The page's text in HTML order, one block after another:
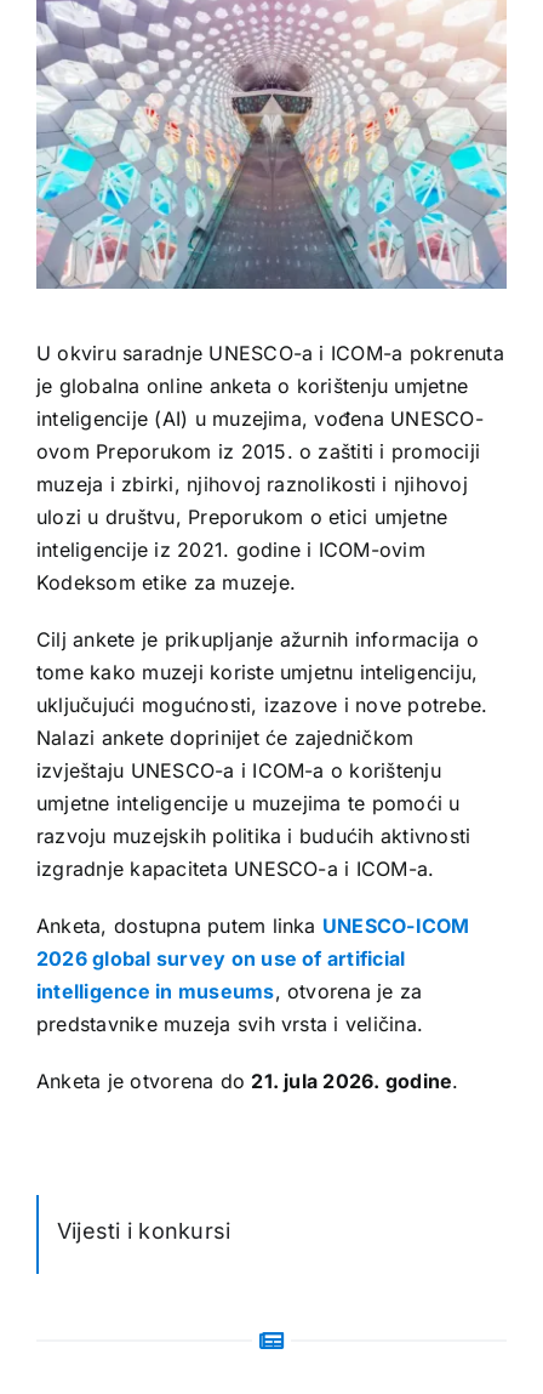
U okviru saradnje UNESCO-a i ICOM-a pokrenuta
je globalna online anketa o korištenju umjetne
inteligencije (AI) u muzejima, vođena UNESCO-
ovom Preporukom iz 2015. o zaštiti i promociji
muzeja i zbirki, njihovoj raznolikosti i njihovoj
ulozi u društvu, Preporukom o etici umjetne
inteligencije iz 2021. godine i ICOM-ovim
Kodeksom etike za muzeje.
Cilj ankete je prikupljanje ažurnih informacija o
tome kako muzeji koriste umjetnu inteligenciju,
uključujući mogućnosti, izazove i nove potrebe.
Nalazi ankete doprinijet će zajedničkom
izvještaju UNESCO-a i ICOM-a o korištenju
umjetne inteligencije u muzejima te pomoći u
razvoju muzejskih politika i budućih aktivnosti
izgradnje kapaciteta UNESCO-a i ICOM-a.
Anketa, dostupna putem linka UNESCO-ICOM
2026 global survey on use of artificial
intelligence in museums, otvorena je za
predstavnike muzeja svih vrsta i veličina.
Anketa je otvorena do 21. jula 2026. godine.
Vijesti i konkursi